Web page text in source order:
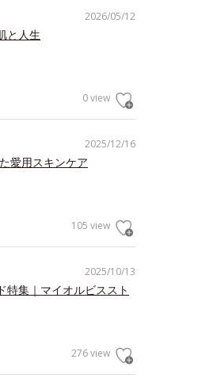
2026/05/12
と人生
0 view
2025/12/16
愛用スキンケア
105 view
2025/10/13
特集｜マイオルビススト
276 view